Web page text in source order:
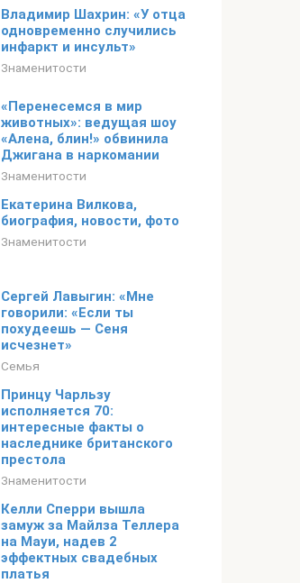
Владимир Шахрин: «У отца
одновременно случились
инфаркт и инсульт»
Знаменитости
«Перенесемся в мир
животных»: ведущая шоу
«Алена, блин!» обвинила
Джигана в наркомании
Знаменитости
Екатерина Вилкова,
биография, новости, фото
Знаменитости
Сергей Лавыгин: «Мне
говорили: «Если ты
похудеешь — Сеня
исчезнет»
Семья
Принцу Чарльзу
исполняется 70:
интересные факты о
наследнике британского
престола
Знаменитости
Келли Сперри вышла
замуж за Майлза Теллера
на Мауи, надев 2
эффектных свадебных
платья